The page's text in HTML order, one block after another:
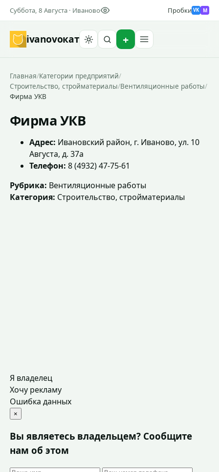
Суббота, 8 Августа · Иваново Пробки VK M
ivanovoкат
Главная/Категории предприятий/
Строительство, стройматериалы/Вентиляционные работы/
Фирма УКВ
Фирма УКВ
Адрес: Ивановский район, г. Иваново, ул. 10
Августа, д. 37а
Телефон: 8 (4932) 47-75-61
Рубрика: Вентиляционные работы
Категория: Строительство, стройматериалы
Я владелец
Хочу рекламу
Ошибка данных
×
Вы являетесь владельцем? Сообщите
нам об этом